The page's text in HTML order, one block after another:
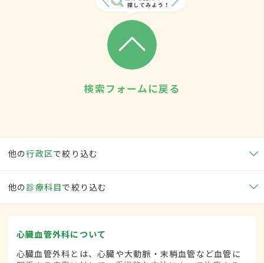
検索フォームに戻る
他の行政区で絞り込む
他の 診療科目で絞り込む
心臓血管外科について
心臓血管外科とは、心臓や大動脈・末梢血管など血管に